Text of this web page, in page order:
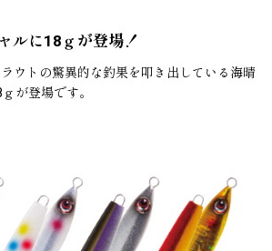
ルに18ｇが登場！
ウトの驚異的な釣果を叩き出している海晴
が登場です。